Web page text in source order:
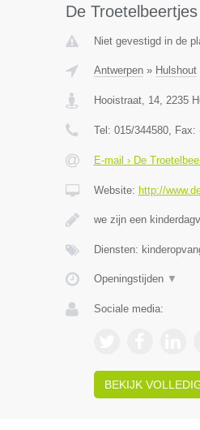
De
Niet gevestigd in de
Antwerpen» Hulshout|
Hooistraat, 14, 2235
Tel: 015/344580, Fax:
E-mail › De
Website: http://
we zijn een
Diensten:
Openingstijden ▼
Sociale media:
BEKIJK